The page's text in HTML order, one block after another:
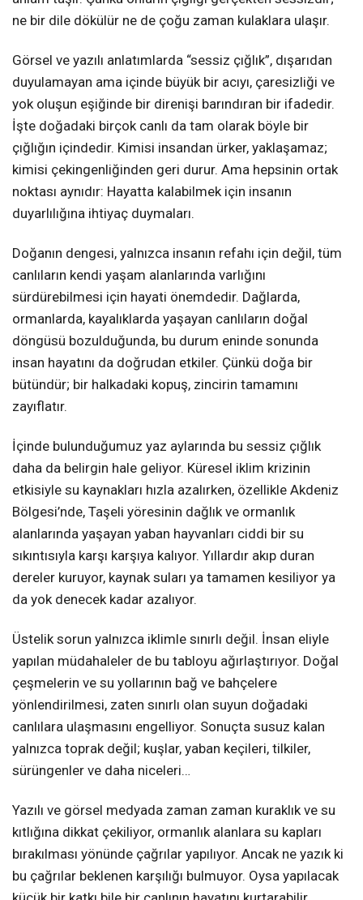
ne bir dile dökülür ne de çoğu zaman kulaklara ulaşır.
Görsel ve yazılı anlatımlarda “sessiz çığlık”, dışarıdan
duyulamayan ama içinde büyük bir acıyı, çaresizliği ve
yok oluşun eşiğinde bir direnişi barındıran bir ifadedir.
İşte doğadaki birçok canlı da tam olarak böyle bir
çığlığın içindedir. Kimisi insandan ürker, yaklaşamaz;
kimisi çekingenliğinden geri durur. Ama hepsinin ortak
noktası aynıdır: Hayatta kalabilmek için insanın
duyarlılığına ihtiyaç duymaları.
Doğanın dengesi, yalnızca insanın refahı için değil, tüm
canlıların kendi yaşam alanlarında varlığını
sürdürebilmesi için hayati önemdedir. Dağlarda,
ormanlarda, kayalıklarda yaşayan canlıların doğal
döngüsü bozulduğunda, bu durum eninde sonunda
insan hayatını da doğrudan etkiler. Çünkü doğa bir
bütündür; bir halkadaki kopuş, zincirin tamamını
zayıflatır.
İçinde bulunduğumuz yaz aylarında bu sessiz çığlık
daha da belirgin hale geliyor. Küresel iklim krizinin
etkisiyle su kaynakları hızla azalırken, özellikle Akdeniz
Bölgesi’nde, Taşeli yöresinin dağlık ve ormanlık
alanlarında yaşayan yaban hayvanları ciddi bir su
sıkıntısıyla karşı karşıya kalıyor. Yıllardır akıp duran
dereler kuruyor, kaynak suları ya tamamen kesiliyor ya
da yok denecek kadar azalıyor.
Üstelik sorun yalnızca iklimle sınırlı değil. İnsan eliyle
yapılan müdahaleler de bu tabloyu ağırlaştırıyor. Doğal
çeşmelerin ve su yollarının bağ ve bahçelere
yönlendirilmesi, zaten sınırlı olan suyun doğadaki
canlılara ulaşmasını engelliyor. Sonuçta susuz kalan
yalnızca toprak değil; kuşlar, yaban keçileri, tilkiler,
sürüngenler ve daha niceleri…
Yazılı ve görsel medyada zaman zaman kuraklık ve su
kıtlığına dikkat çekiliyor, ormanlık alanlara su kapları
bırakılması yönünde çağrılar yapılıyor. Ancak ne yazık ki
bu çağrılar beklenen karşılığı bulmuyor. Oysa yapılacak